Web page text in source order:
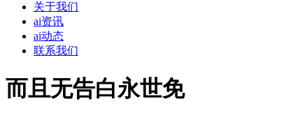
关于我们
ai资讯
ai动态
联系我们
而且无告白永世免